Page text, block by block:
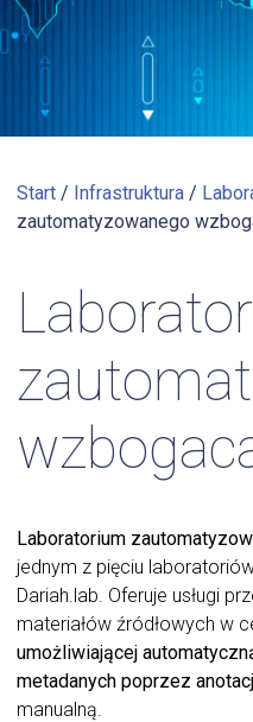
Start / Infrastruktura /
zautomatyzowanego
Laboratorium
jednym z pięciu
Dariah.lab. Oferuje usługi
materiałów źródłowych w
umożliwiającej
metadanych poprzez
manualną.